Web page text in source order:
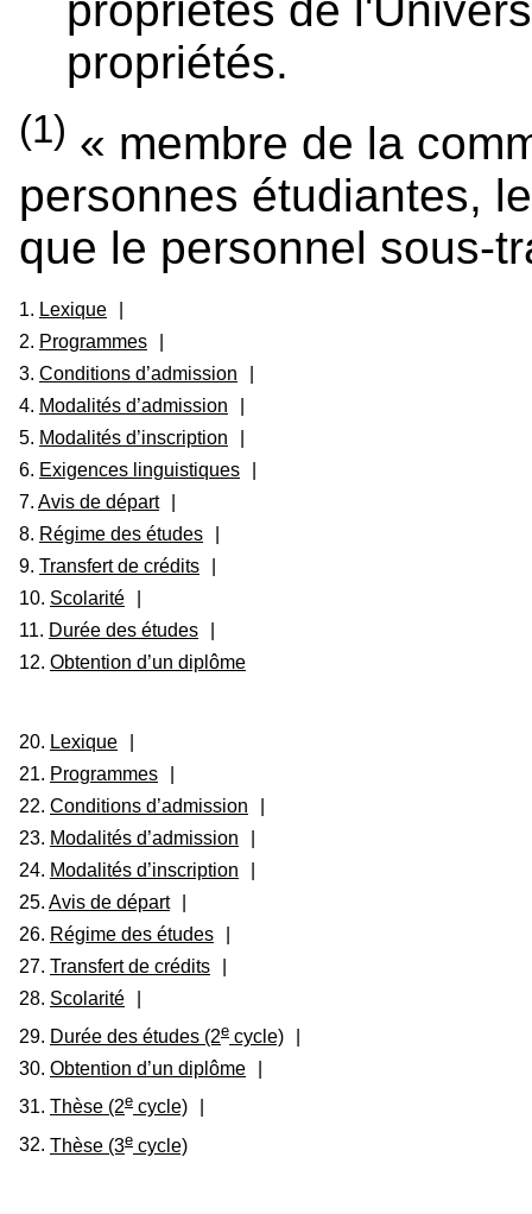
propriétés.
(1) « membre de la
personnes étudiantes,
que le personnel sous-
1. Lexique
2. Programmes
3. Conditions d’admission
4. Modalités d’admission
5. Modalités d’inscription
6. Exigences linguistiques
7. Avis de départ
8. Régime des études
9. Transfert de crédits
10. Scolarité
11. Durée des études
12. Obtention d’un diplôme
20. Lexique
21. Programmes
22. Conditions d’admission
23. Modalités d’admission
24. Modalités d’inscription
25. Avis de départ
26. Régime des études
27. Transfert de crédits
28. Scolarité
29. Durée des études (2e cycle)
30. Obtention d’un diplôme
31. Thèse (2e cycle)
32. Thèse (3e cycle)